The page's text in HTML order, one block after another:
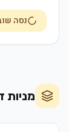
נסה
מניות